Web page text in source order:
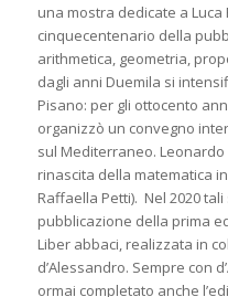
una mostra dedicate a Luca
cinquecentenario della
arithmetica, geometria,
dagli anni Duemila si
Pisano: per gli ottocento
organizzò un convegno
sul Mediterraneo.
rinascita della matematica
Raffaella Petti). Nel 2020
pubblicazione della prima
Liber abbaci, realizzata in
d’Alessandro. Sempre con
ormai completato anche